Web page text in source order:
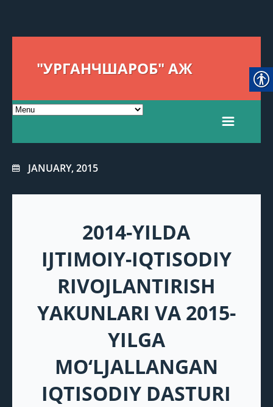
"УРГАНЧШАРОБ" АЖ
JANUARY, 2015
2014-YILDA
IJTIMOIY-IQTISODIY
RIVOJLANTIRISH
YAKUNLARI VA 2015-
YILGA
MO‘LJALLANGAN
IQTISODIY DASTURI